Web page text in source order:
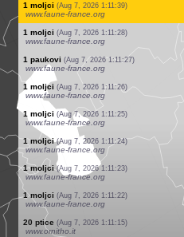
1 pravokrilci (Aug 7, 2026 1:14:11)
www.faune-france.org
1 ptice (Aug 7, 2026 1:13:07)
www.ornitho.it
2 ptice (Aug 7, 2026 1:12:52)
www.ornitho.it
4 ptice (Aug 7, 2026 1:12:06)
www.ornitho.it
7 ptice (Aug 7, 2026 1:11:53)
www.ornitho.it
5 moljci (Aug 7, 2026 1:11:40)
www.faune-france.org
1 moljci (Aug 7, 2026 1:11:40)
www.faune-france.org
1 moljci (Aug 7, 2026 1:11:39)
www.faune-france.org
1 moljci (Aug 7, 2026 1:11:28)
www.faune-france.org